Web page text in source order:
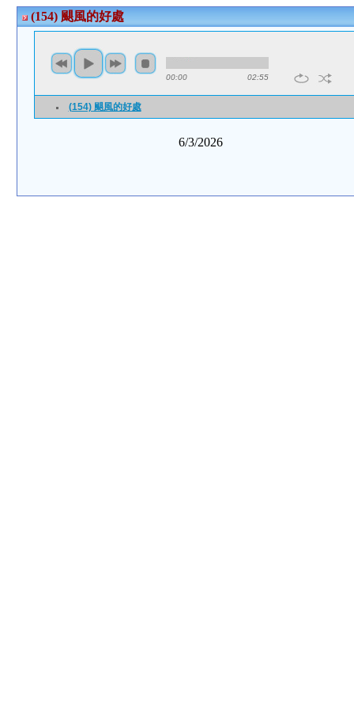
(154) 颶風的好處
00:00 02:55
(154) 颶風的好處
6/3/2026